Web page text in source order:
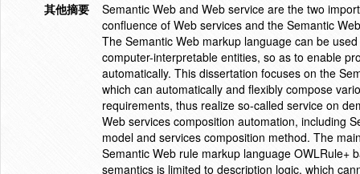
其他摘要
Semantic Web and Web service are the two
confluence of Web services and the Semantic
The Semantic Web markup language can be
computer-interpretable entities, so as to enable
automatically. This dissertation focuses on the
which can automatically and flexibly compose
requirements, thus realize so-called service on
Web services composition automation, including
model and services composition method. The
Semantic Web rule markup language OWLRule+
semantics is limited to description logic, which